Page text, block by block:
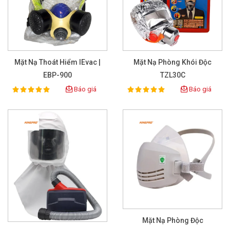
Mặt Nạ Thoát Hiểm IEvac |
EBP-900
Rating:
100% Báo giá
Mặt Nạ Phòng Khói Độc
TZL30C
Rating:
100% Báo giá
Mặt Nạ Phòng Độc